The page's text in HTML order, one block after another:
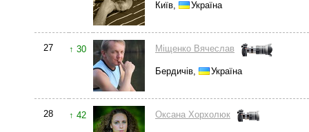
Київ, Україна
27 ↑ 30 Міщенко Вячеслав
Бердичів, Україна
28 ↑ 42 Оксана Хорхолюк